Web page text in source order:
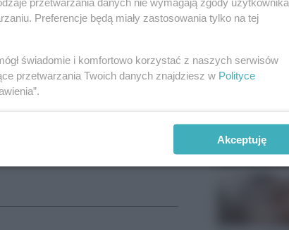
od blisko trzech miesięcy, a
za przestępstwo
o ujęciu sklepowego
złodzieja padł alkohol i
został ukarany mandatem
się przed wymiarem
Polecane
Preferencje będą miały zastosowania tylko na tej
świadomie i komfortowo korzystać z naszych serwisów
przetwarzania Twoich danych znajdziesz w Polityce
Akceptuję